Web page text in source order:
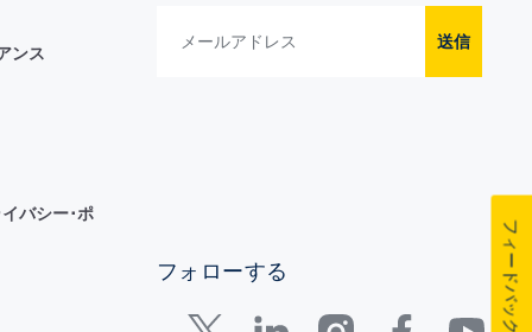
ンス
バシー･ポ
送信
フォローする フィードバック